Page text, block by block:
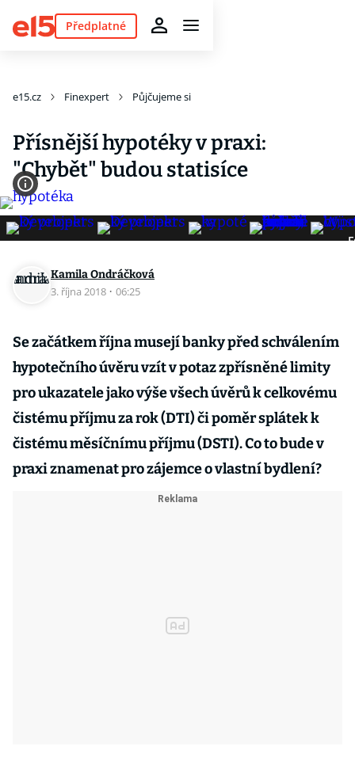
Předplatné
e15.cz Finexpert Půjčujeme si
Přísnější hypotéky v praxi:
"Chybět" budou statisíce
Kamila Ondráčková
3. října 2018 · 06:25
Se začátkem října musejí banky před schválením
hypotečního úvěru vzít v potaz zpřísněné limity
pro ukazatele jako výše všech úvěrů k celkovému
čistému příjmu za rok (DTI) či poměr splátek k
čistému měsíčnímu příjmu (DSTI). Co to bude v
praxi znamenat pro zájemce o vlastní bydlení?